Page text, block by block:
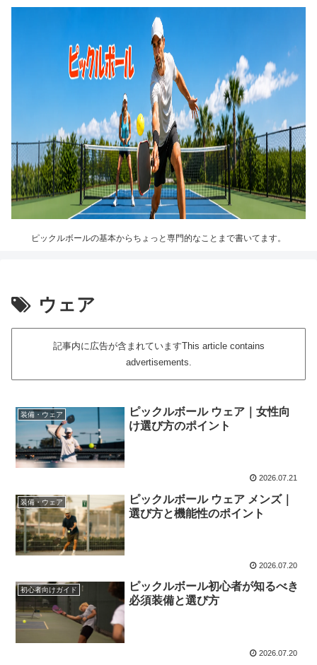
ピックルボールの基本からちょっと専門的なことまで書いてます。
ウェア
記事内に広告が含まれていますThis article contains
advertisements.
装備・ウェア
ピックルボール ウェア｜女性向
け選び方のポイント
2026.07.21
装備・ウェア
ピックルボール ウェア メンズ｜
選び方と機能性のポイント
2026.07.20
初心者向けガイド
ピックルボール初心者が知るべき
必須装備と選び方
2026.07.20